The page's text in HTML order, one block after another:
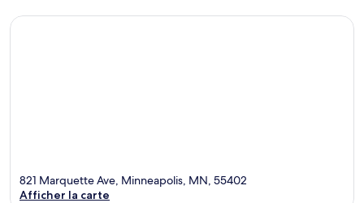
821 Marquette Ave, Minneapolis, MN, 55402
Afficher la carte